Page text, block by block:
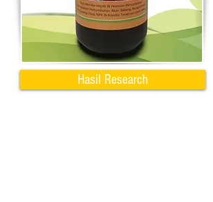
Hasil Research